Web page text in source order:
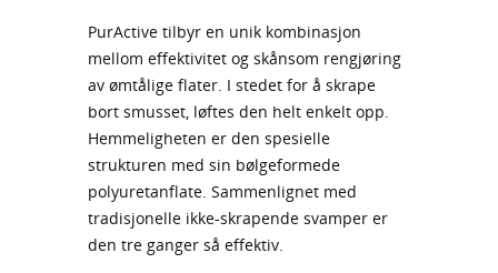
PurActive tilbyr en unik kombinasjon
mellom effektivitet og skånsom rengjøring
av ømtålige flater. I stedet for å skrape
bort smusset, løftes den helt enkelt opp.
Hemmeligheten er den spesielle
strukturen med sin bølgeformede
polyuretanflate. Sammenlignet med
tradisjonelle ikke-skrapende svamper er
den tre ganger så effektiv.